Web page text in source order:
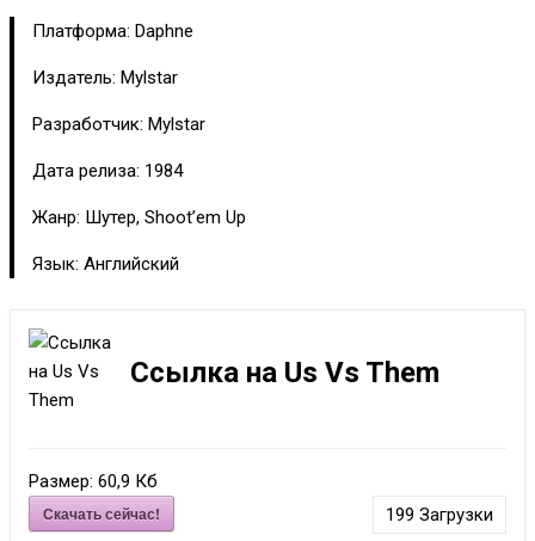
Платформа: Daphne
Издатель: Mylstar
Разработчик: Mylstar
Дата релиза: 1984
Жанр: Шутер, Shoot’em Up
Язык: Английский
Ссылка на Us Vs Them
Размер: 60,9 Кб
Скачать сейчас!
199 Загрузки